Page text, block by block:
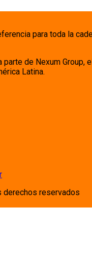
para toda la
de Nexum
Latina.
derechos reservados